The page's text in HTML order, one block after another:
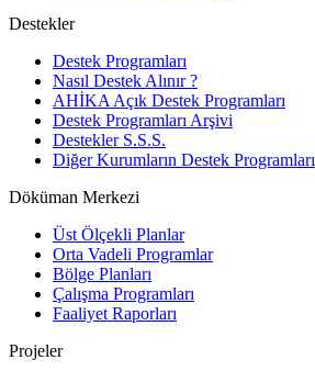
Destekler
Destek Programları
Nasıl Destek Alınır ?
AHİKA Açık Destek Programları
Destek Programları Arşivi
Destekler S.S.S.
Diğer Kurumların Destek Programları
Döküman Merkezi
Üst Ölçekli Planlar
Orta Vadeli Programlar
Bölge Planları
Çalışma Programları
Faaliyet Raporları
Projeler